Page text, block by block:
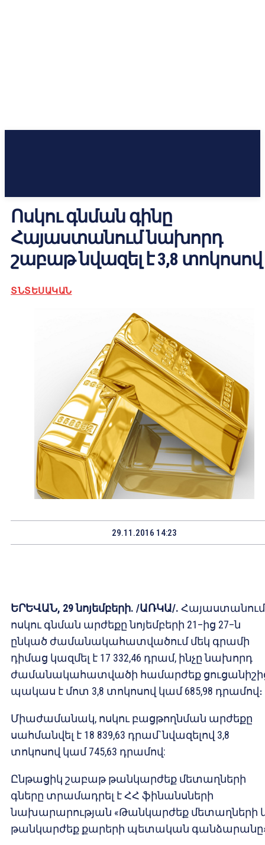
Ոսկու գնման գինը
Հայաստանում նախորդ
շաբաթ նվազել է 3,8 տոկոսով
ՏՆՏԵՍԱԿԱՆ
29.11.2016 14:23
ԵՐԵՎԱՆ, 29նոյեմբերի. /ԱՌԿԱ/. Հայաստանում
ոսկու գնման արժեքը նոյեմբերի 21–ից 27–ն
ընկած ժամանակահատվածում մեկ գրամի
դիմաց կազմել է 17 332,46 դրամ, ինչը նախորդ
ժամանակահատվածի համարժեք
պակաս է մոտ 3,8 տոկոսով կամ 685,98 դրամով։
Միաժամանակ, ոսկու բացթողնման արժեքը
սահմանվել է 18 839,63 դրամ`նվազելով 3,8
տոկոսով կամ 745,63 դրամով:
Ընթացիկ շաբաթ թանկարժեք մետաղների
գները տրամադրել է ՀՀ ֆինանսների
նախարարության «Թանկարժեք մետաղների
թանկարժեք քարերի պետական